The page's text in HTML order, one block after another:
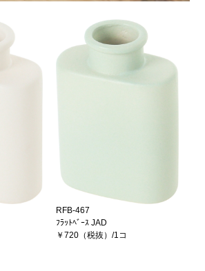
RFB-467
ﾌﾗｯﾄﾍﾞｰｽ JAD
￥720（税抜）/1コ